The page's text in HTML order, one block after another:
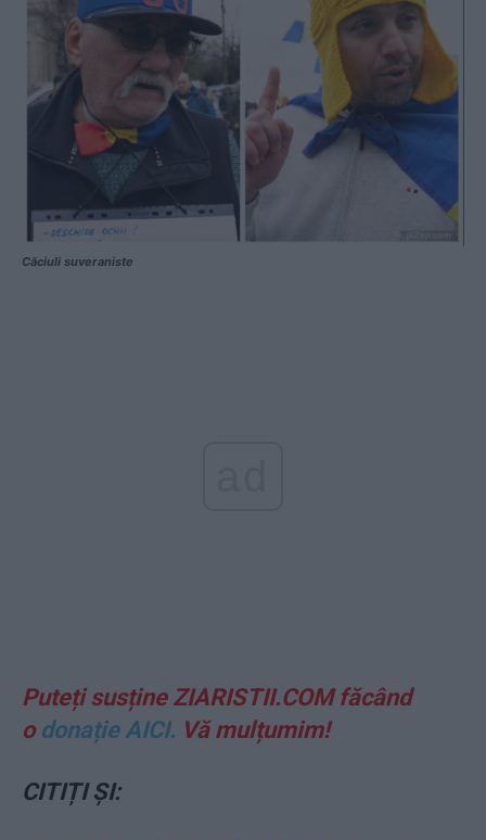
Căciuli suveraniste
Puteți susține ZIARISTII.COM făcând
o donație AICI. Vă mulțumim!
CITIȚI ȘI: